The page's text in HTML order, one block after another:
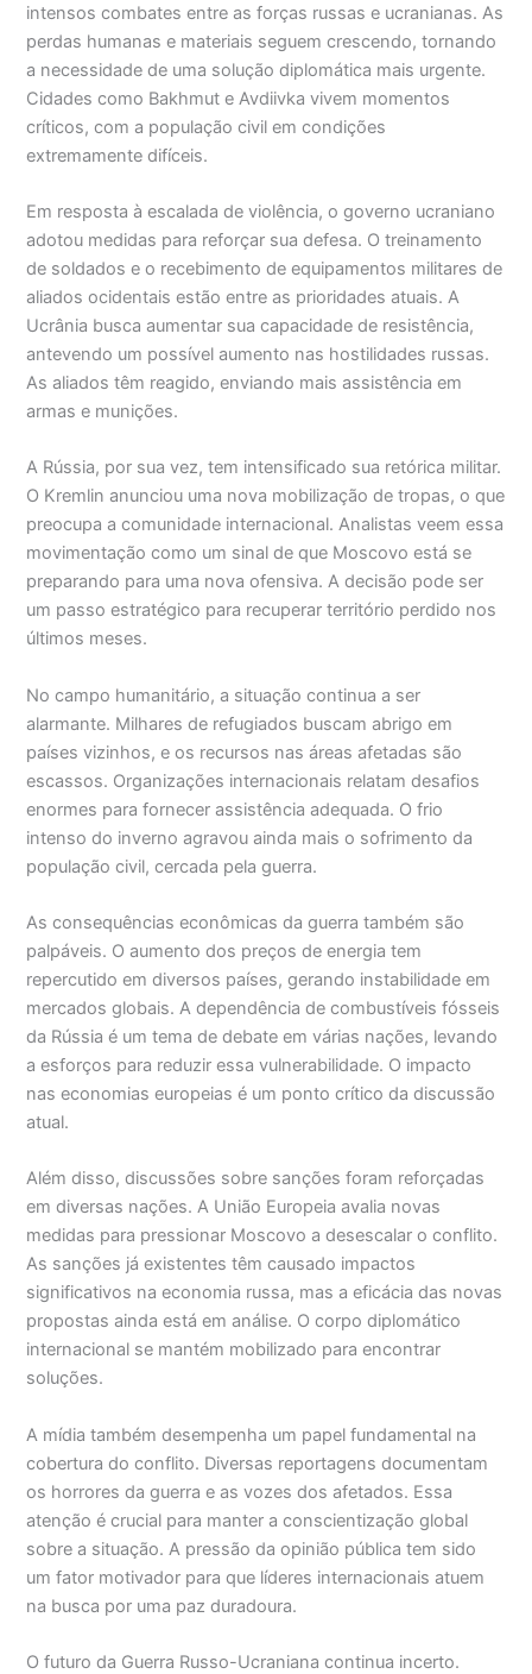
intensos combates entre as forças russas e ucranianas. As
perdas humanas e materiais seguem crescendo, tornando
a necessidade de uma solução diplomática mais urgente.
Cidades como Bakhmut e Avdiivka vivem momentos
críticos, com a população civil em condições
extremamente difíceis.
Em resposta à escalada de violência, o governo ucraniano
adotou medidas para reforçar sua defesa. O treinamento
de soldados e o recebimento de equipamentos militares de
aliados ocidentais estão entre as prioridades atuais. A
Ucrânia busca aumentar sua capacidade de resistência,
antevendo um possível aumento nas hostilidades russas.
As aliados têm reagido, enviando mais assistência em
armas e munições.
A Rússia, por sua vez, tem intensificado sua retórica militar.
O Kremlin anunciou uma nova mobilização de tropas, o que
preocupa a comunidade internacional. Analistas veem essa
movimentação como um sinal de que Moscovo está se
preparando para uma nova ofensiva. A decisão pode ser
um passo estratégico para recuperar território perdido nos
últimos meses.
No campo humanitário, a situação continua a ser
alarmante. Milhares de refugiados buscam abrigo em
países vizinhos, e os recursos nas áreas afetadas são
escassos. Organizações internacionais relatam desafios
enormes para fornecer assistência adequada. O frio
intenso do inverno agravou ainda mais o sofrimento da
população civil, cercada pela guerra.
As consequências econômicas da guerra também são
palpáveis. O aumento dos preços de energia tem
repercutido em diversos países, gerando instabilidade em
mercados globais. A dependência de combustíveis fósseis
da Rússia é um tema de debate em várias nações, levando
a esforços para reduzir essa vulnerabilidade. O impacto
nas economias europeias é um ponto crítico da discussão
atual.
Além disso, discussões sobre sanções foram reforçadas
em diversas nações. A União Europeia avalia novas
medidas para pressionar Moscovo a desescalar o conflito.
As sanções já existentes têm causado impactos
significativos na economia russa, mas a eficácia das novas
propostas ainda está em análise. O corpo diplomático
internacional se mantém mobilizado para encontrar
soluções.
A mídia também desempenha um papel fundamental na
cobertura do conflito. Diversas reportagens documentam
os horrores da guerra e as vozes dos afetados. Essa
atenção é crucial para manter a conscientização global
sobre a situação. A pressão da opinião pública tem sido
um fator motivador para que líderes internacionais atuem
na busca por uma paz duradoura.
O futuro da Guerra Russo-Ucraniana continua incerto.